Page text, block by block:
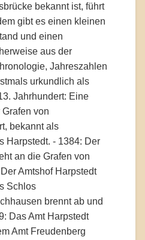
bekannt ist, führt
gibt es einen kleinen
und einen
aus der
Jahreszahlen
urkundlich als
Jahrhundert: Eine
von
bekannt als
Harpstedt. - 1384: Der
an die Grafen von
Amtshof Harpstedt
Schlos
brennt ab und
Das Amt Harpstedt
Amt Freudenberg